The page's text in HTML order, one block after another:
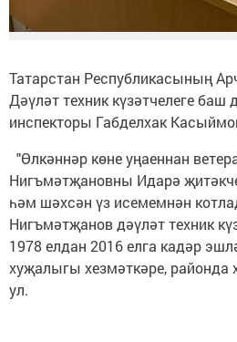
Татарстан Республикасының
Дәүләт техник күзәтчелеге баш
инспекторы Габделхак
"Өлкәннәр көне уңаеннан
Нигъмәтҗановны Идарә
һәм шәхсән үз исемемнән
Нигъмәтҗанов дәүләт техник
1978 елдан 2016 елга кадәр
хуҗалыгы хезмәткәре, районда
ул.